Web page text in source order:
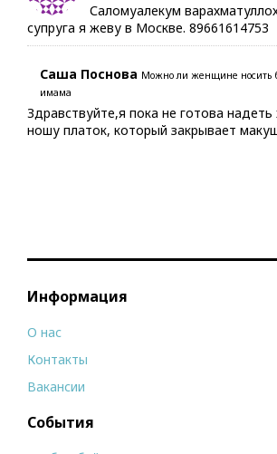
Саломуалекум
супруга я жеву в Москве. 89661614753
Саша Поснова Можно ли женщине носить
имама
Здравствуйте,я пока не готова
ношу платок, который закрывает
Информация
О нас
Контакты
Вакансии
События